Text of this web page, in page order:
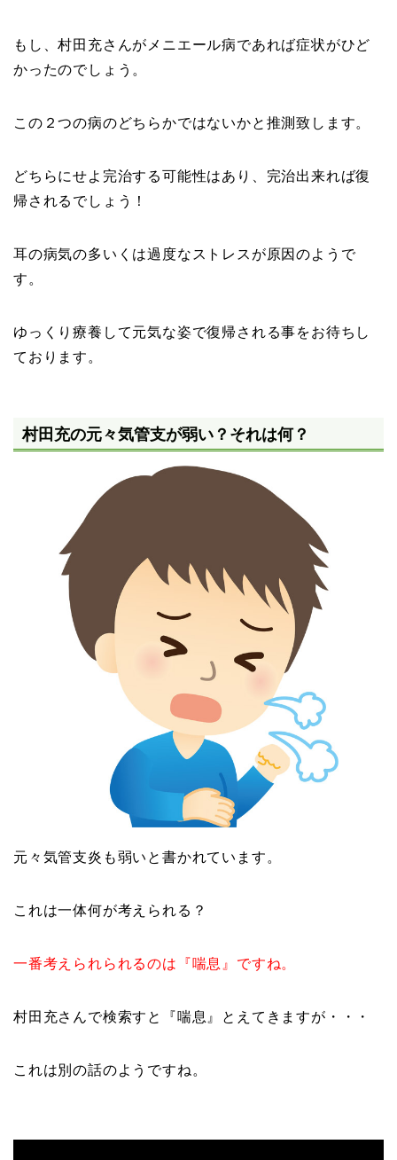
もし、村田充さんがメニエール病であれば症状がひど
かったのでしょう。
この２つの病のどちらかではないかと推測致します。
どちらにせよ完治する可能性はあり、完治出来れば復
帰されるでしょう！
耳の病気の多いくは過度なストレスが原因のようで
す。
ゆっくり療養して元気な姿で復帰される事をお待ちし
ております。
村田充の元々気管支が弱い？それは何？
元々気管支炎も弱いと書かれています。
これは一体何が考えられる？
一番考えられられるのは『喘息』ですね。
村田充さんで検索すと『喘息』とえてきますが・・・
これは別の話のようですね。